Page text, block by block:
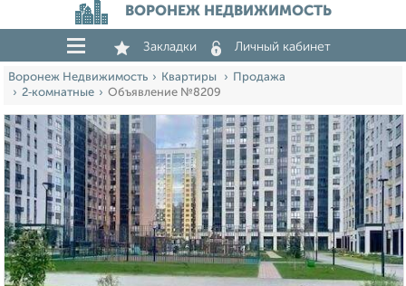
ВОРОНЕЖ НЕДВИЖИМОСТЬ
Закладки Личный кабинет
Воронеж Недвижимость Квартиры
Продажа
2‑комнатные
Объявление №8209